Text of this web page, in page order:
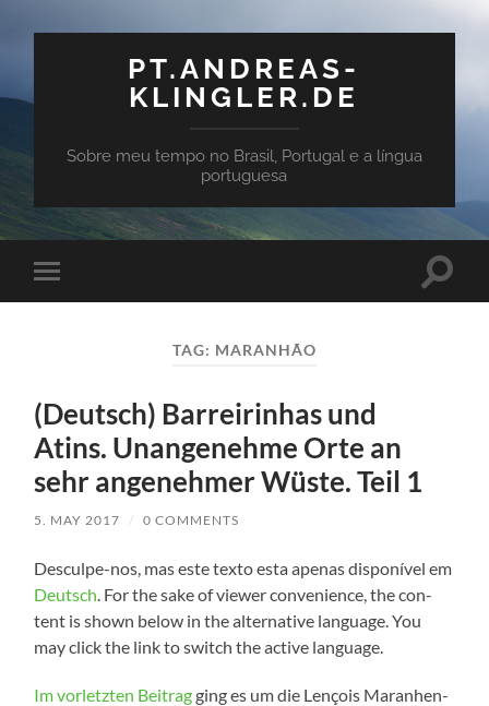
PT.ANDREAS-
KLINGLER.DE
Sobre meu tempo no Brasil, Portugal e a língua
portuguesa
Toggle
mobile
Toggle
TAG: MARANHÃO
(Deutsch) Barreirinhas und
Atins. Unangenehme Orte an
sehr angenehmer Wüste. Teil 1
5. MAY 2017 / 0 COMMENTS
Desculpe-nos, mas este tex­to esta ape­n­as dis­poní­vel em
Deutsch. For the sake of view­er con­ve­ni­ence, the con­
tent is shown below in the alter­na­ti­ve lan­guage. You
may click the link to switch the acti­ve language.
Im vor­letz­ten Bei­tragging es um die Len­çois Maran­hen­